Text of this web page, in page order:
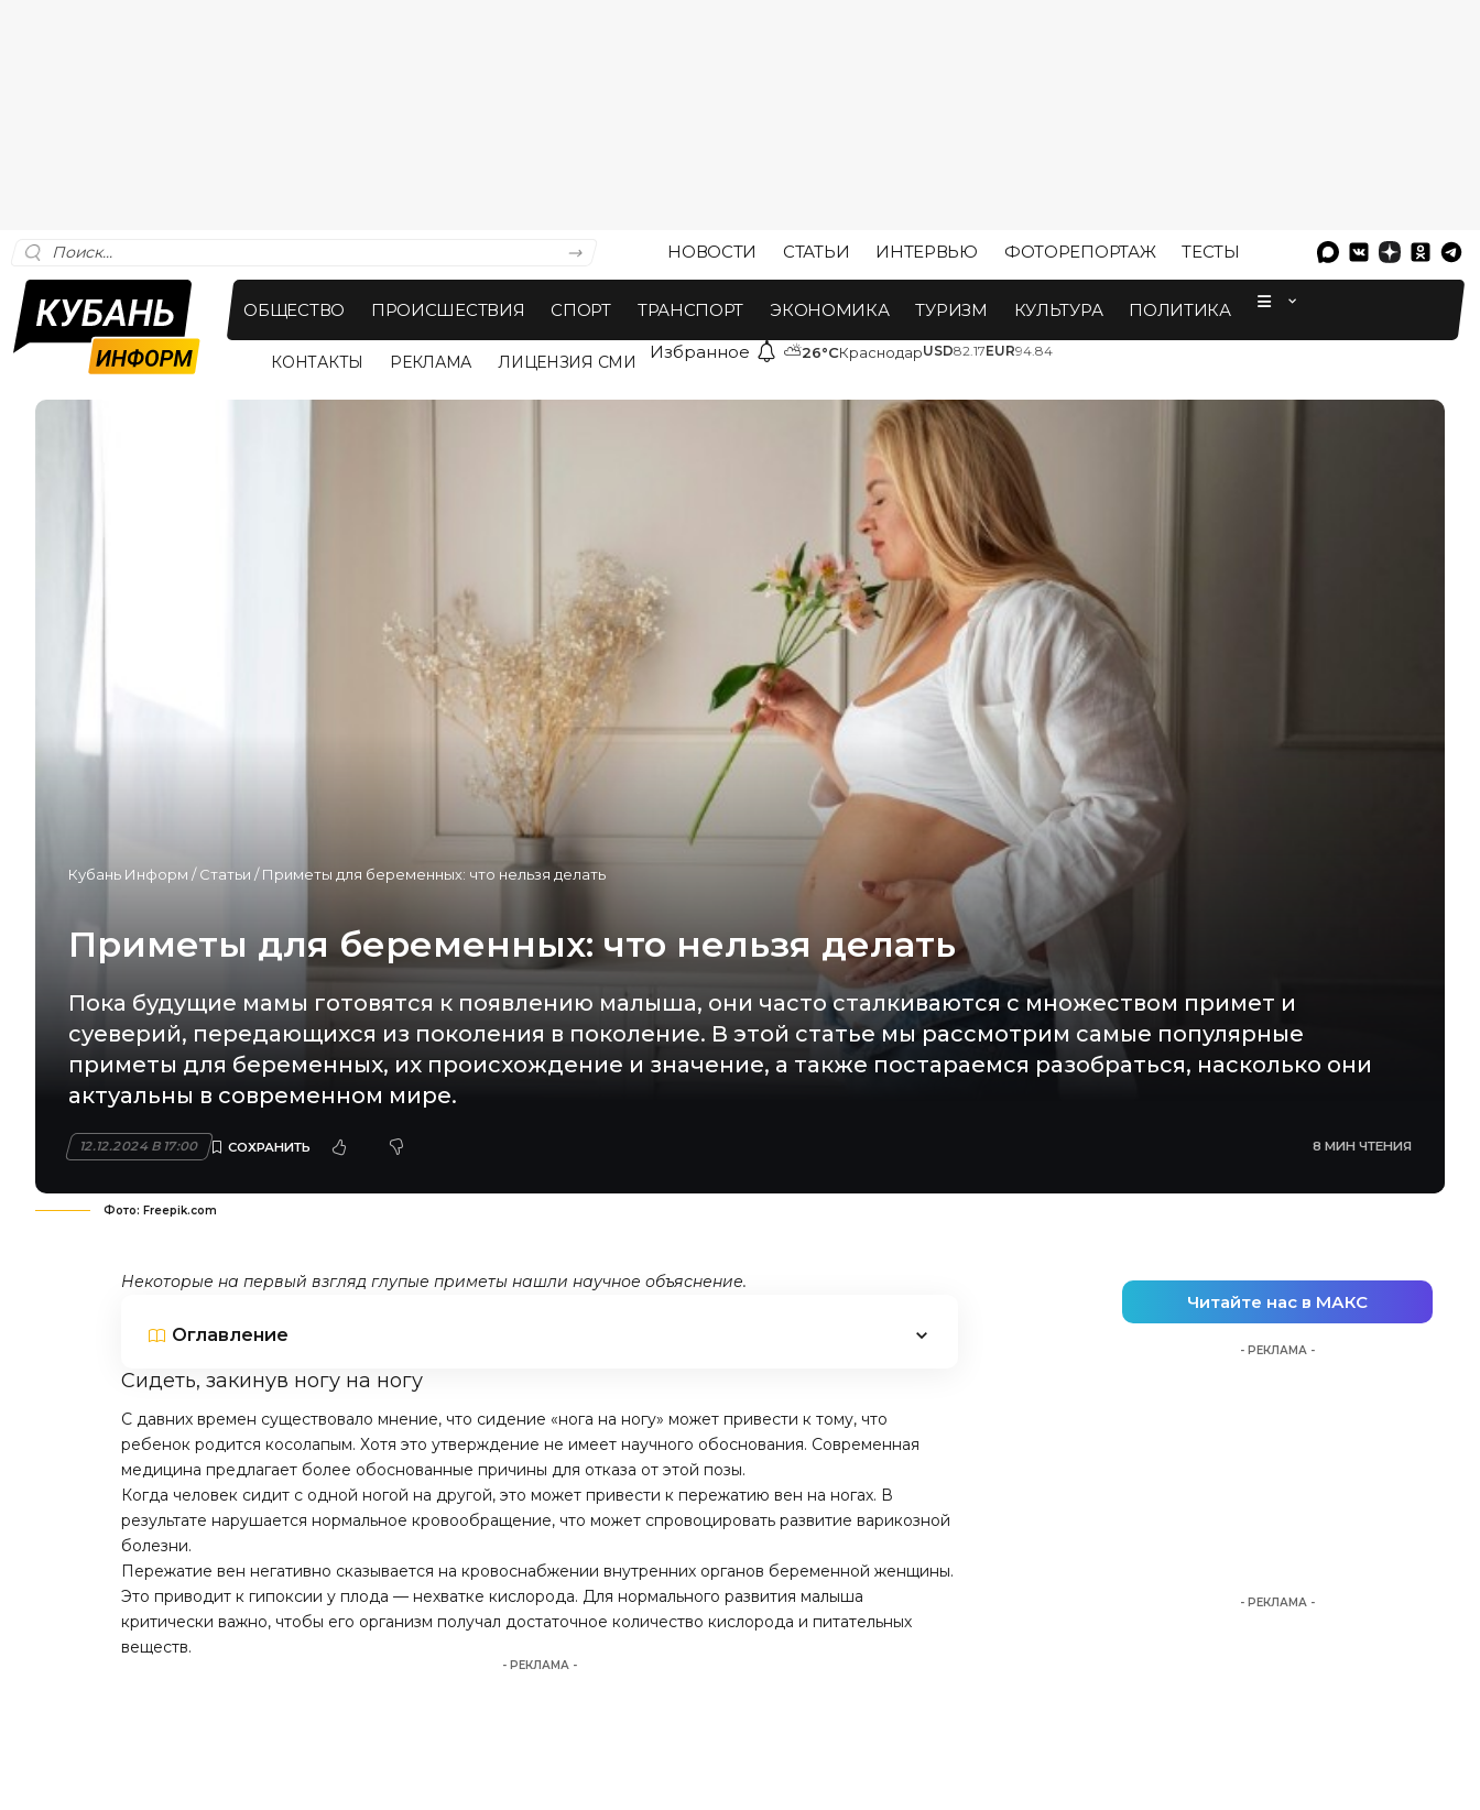
НОВОСТИ СТАТЬИ ИНТЕРВЬЮ ФОТОРЕПОРТАЖ ТЕСТЫ
ОБЩЕСТВО ПРОИСШЕСТВИЯ СПОРТ ТРАНСПОРТ ЭКОНОМИКА ТУРИЗМ КУЛЬТУРА ПОЛИТИКА
КОНТАКТЫ РЕКЛАМА ЛИЦЕНЗИЯ СМИ Избранное ⛅26°CКраснодарUSD82.17EUR94.84
Кубань Информ /Статьи /Приметы для беременных: что нельзя делать
Приметы для беременных: что нельзя делать
Пока будущие мамы готовятся к появлению малыша, они часто сталкиваются с множеством примет и
суеверий, передающихся из поколения в поколение. В этой статье мы рассмотрим самые популярные
приметы для беременных, их происхождение и значение, а также постараемся разобраться, насколько они
актуальны в современном мире.
12.12.2024 В 17:00 8 МИН ЧТЕНИЯ
Фото: Freepik.com
Некоторые на первый взгляд глупые приметы нашли научное объяснение.
Оглавление
Сидеть, закинув ногу на ногу
С давних времен существовало мнение, что сидение «нога на ногу» может привести к тому, что
ребенок родится косолапым. Хотя это утверждение не имеет научного обоснования. Современная
медицина предлагает более обоснованные причины для отказа от этой позы.
Когда человек сидит с одной ногой на другой, это может привести к пережатию вен на ногах. В
результате нарушается нормальное кровообращение, что может спровоцировать развитие варикозной
болезни.
Пережатие вен негативно сказывается на кровоснабжении внутренних органов беременной женщины.
Это приводит к гипоксии у плода — нехватке кислорода. Для нормального развития малыша
критически важно, чтобы его организм получал достаточное количество кислорода и питательных
веществ.
- РЕКЛАМА -
Читайте нас в МАКС
- РЕКЛАМА -
- РЕКЛАМА -